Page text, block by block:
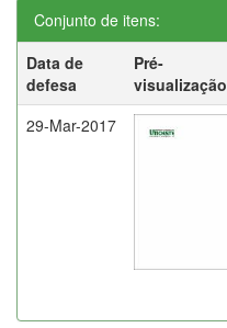
Conjunto de itens:
Data de
defesa
Pré-
visualização
29-Mar-2017